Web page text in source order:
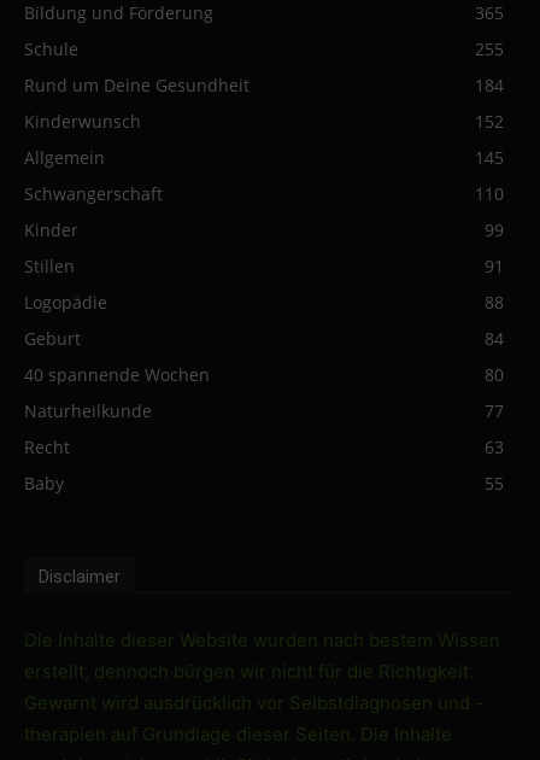
Bildung und Förderung
365
Schule
255
Rund um Deine Gesundheit
184
Kinderwunsch
152
Allgemein
145
Schwangerschaft
110
Kinder
99
Stillen
91
Logopädie
88
Geburt
84
40 spannende Wochen
80
Naturheilkunde
77
Recht
63
Baby
55
Disclaimer
Die Inhalte dieser Website wurden nach bestem Wissen
erstellt, dennoch bürgen wir nicht für die Richtigkeit.
Gewarnt wird ausdrücklich vor Selbstdiagnosen und -
therapien auf Grundlage dieser Seiten. Die Inhalte